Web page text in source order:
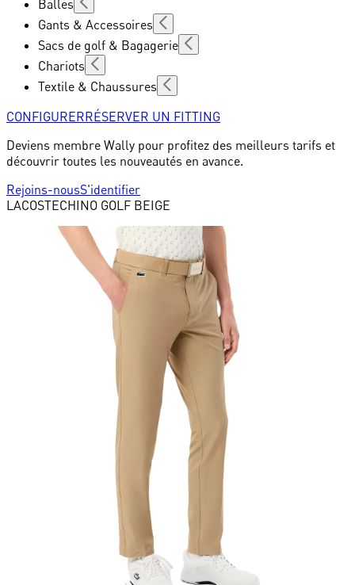
Balles
Gants & Accessoires
Sacs de golf & Bagagerie
Chariots
Textile & Chaussures
CONFIGURERRÉSERVER UN FITTING
Deviens membre Wally pour profitez des meilleurs tarifs et
découvrir toutes les nouveautés en avance.
Rejoins-nousS'identifier
LACOSTECHINO GOLF BEIGE